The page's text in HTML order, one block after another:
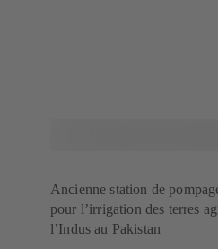
Ancienne station de
pour l’irrigation des terres
l’Indus au Pakistan